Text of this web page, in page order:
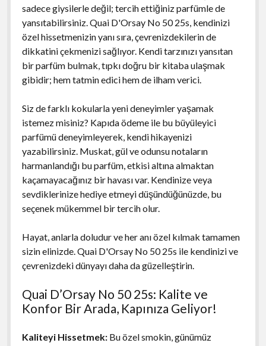
sadece giysilerle değil; tercih ettiğiniz parfümle de
yansıtabilirsiniz. Quai D'Orsay No 50 25s, kendinizi
özel hissetmenizin yanı sıra, çevrenizdekilerin de
dikkatini çekmenizi sağlıyor. Kendi tarzınızı yansıtan
bir parfüm bulmak, tıpkı doğru bir kitaba ulaşmak
gibidir; hem tatmin edici hem de ilham verici.
Siz de farklı kokularla yeni deneyimler yaşamak
istemez misiniz? Kapıda ödeme ile bu büyüleyici
parfümü deneyimleyerek, kendi hikayenizi
yazabilirsiniz. Muskat, gül ve odunsu notaların
harmanlandığı bu parfüm, etkisi altına almaktan
kaçamayacağınız bir havası var. Kendinize veya
sevdiklerinize hediye etmeyi düşündüğünüzde, bu
seçenek mükemmel bir tercih olur.
Hayat, anlarla doludur ve her anı özel kılmak tamamen
sizin elinizde. Quai D'Orsay No 50 25s ile kendinizi ve
çevrenizdeki dünyayı daha da güzelleştirin.
Quai D’Orsay No 50 25s: Kalite ve
Konfor Bir Arada, Kapınıza Geliyor!
Kaliteyi Hissetmek:Bu özel smokin, günümüz